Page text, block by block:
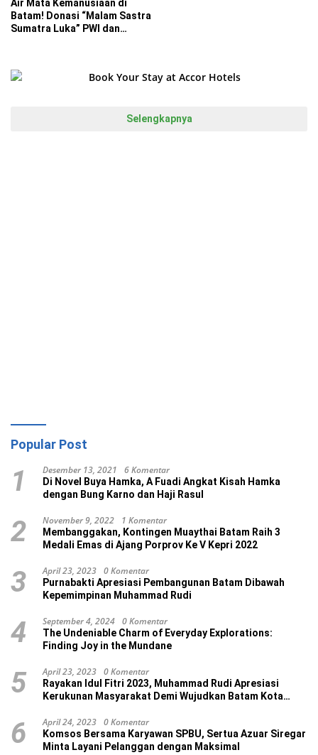
Air Mata Kemanusiaan di
Batam! Donasi “Malam Sastra
Sumatra Luka” PWI dan
Selengkapnya
Popular Post
1 Desember 13, 2021 6 Komentar
Di Novel Buya Hamka, A Fuadi Angkat Kisah Hamka
dengan Bung Karno dan Haji Rasul
2 November 9, 2022 1 Komentar
Membanggakan, Kontingen Muaythai Batam Raih 3
Medali Emas di Ajang Porprov Ke V Kepri 2022
3 April 23, 2023 0 Komentar
Purnabakti Apresiasi Pembangunan Batam Dibawah
Kepemimpinan Muhammad Rudi
4 September 4, 2024 0 Komentar
The Undeniable Charm of Everyday Explorations:
Finding Joy in the Mundane
5 April 23, 2023 0 Komentar
Rayakan Idul Fitri 2023, Muhammad Rudi Apresiasi
Kerukunan Masyarakat Demi Wujudkan Batam Kota
6 April 24, 2023 0 Komentar
Komsos Bersama Karyawan SPBU, Sertua Azuar Siregar
Minta Layani Pelanggan dengan Maksimal